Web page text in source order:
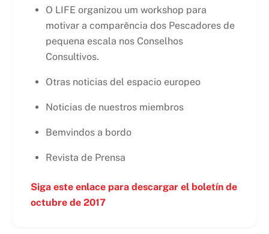
O LIFE organizou um workshop para
motivar a comparência dos Pescadores de
pequena escala nos Conselhos
Consultivos.
Otras noticias del espacio europeo
Noticias de nuestros miembros
Bemvindos a bordo
Revista de Prensa
Siga este enlace para descargar el boletín de
octubre de 2017